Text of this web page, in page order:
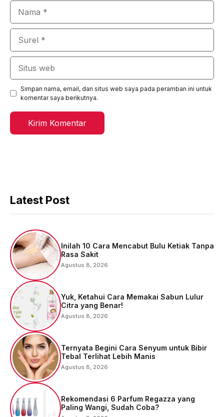
Simpan nama, email, dan situs web saya pada peramban ini untuk
komentar saya berikutnya.
Latest Post
Inilah 10 Cara Mencabut Bulu Ketiak Tanpa
Rasa Sakit
Agustus 8, 2026
Yuk, Ketahui Cara Memakai Sabun Lulur
Citra yang Benar!
Agustus 8, 2026
Ternyata Begini Cara Senyum untuk Bibir
Tebal Terlihat Lebih Manis
Agustus 8, 2026
Rekomendasi 6 Parfum Regazza yang
Paling Wangi, Sudah Coba?